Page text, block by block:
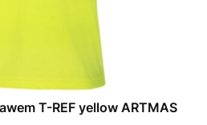
T-REF yellow ARTMAS